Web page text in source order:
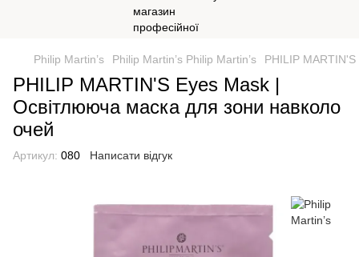
Philip Martin’s Philip Martin’s Philip Martin’s PHILIP
PHILIP MARTIN'S Eyes Mask |
Освітлююча маска для зони навколо
очей
Артикул: 080 Написати відгук